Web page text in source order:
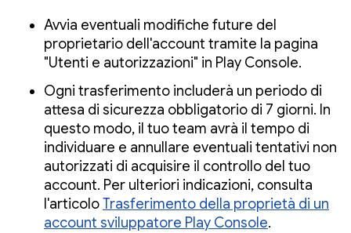
Avvia eventuali modifiche future del
proprietario dell'account tramite la pagina
"Utenti e autorizzazioni" in Play Console.
Ogni trasferimento includerà un periodo di
attesa di sicurezza obbligatorio di 7 giorni. In
questo modo, il tuo team avrà il tempo di
individuare e annullare eventuali tentativi non
autorizzati di acquisire il controllo del tuo
account. Per ulteriori indicazioni, consulta
l'articoloTrasferimento della proprietà di un
account sviluppatore Play Console.